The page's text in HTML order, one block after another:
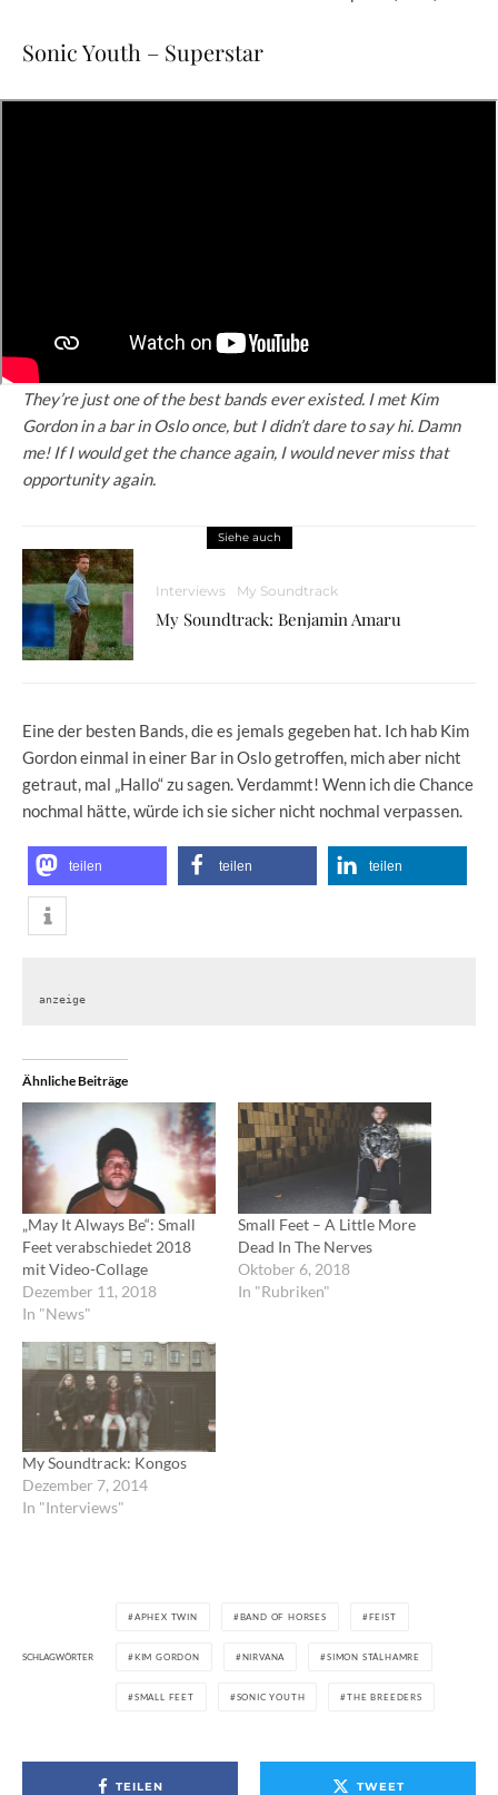
Sonic Youth – Superstar
They’re just one of the best bands ever existed. I met Kim
Gordon in a bar in Oslo once, but I didn’t dare to say hi. Damn
me! If I would get the chance again, I would never miss that
opportunity again.
Siehe auch
Interviews My Soundtrack
My Soundtrack: Benjamin Amaru
Eine der besten Bands, die es jemals gegeben hat. Ich hab Kim
Gordon einmal in einer Bar in Oslo getroffen, mich aber nicht
getraut, mal „Hallo“ zu sagen. Verdammt! Wenn ich die Chance
nochmal hätte, würde ich sie sicher nicht nochmal verpassen.
teilen teilen teilen
anzeige
Ähnliche Beiträge
„May It Always Be“: Small
Feet verabschiedet 2018
mit Video-Collage
Dezember 11, 2018
In "News"
Small Feet – A Little More
Dead In The Nerves
Oktober 6, 2018
In "Rubriken"
My Soundtrack: Kongos
Dezember 7, 2014
In "Interviews"
SCHLAGWÖRTER
APHEX TWIN BAND OF HORSES FEIST
KIM GORDON NIRVANA SIMON STÅLHAMRE
SMALL FEET SONIC YOUTH THE BREEDERS
TEILEN TWEET